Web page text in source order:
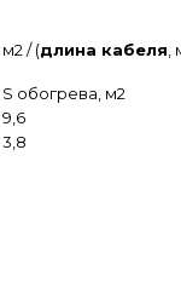
, м2 / (длина кабеля
S обогрева, м2
9,6
3,8